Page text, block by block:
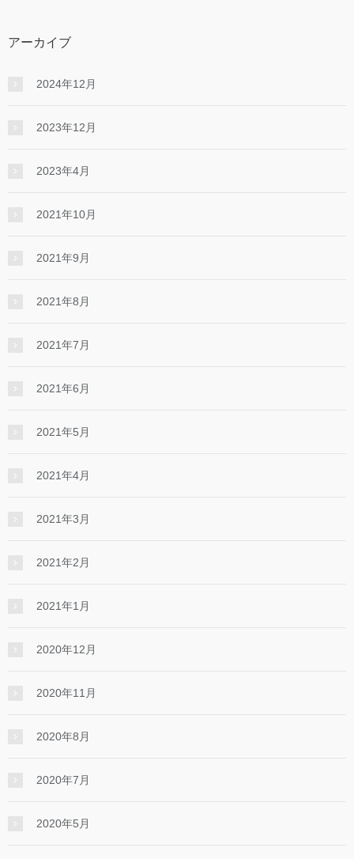
アーカイブ
2024年12月
2023年12月
2023年4月
2021年10月
2021年9月
2021年8月
2021年7月
2021年6月
2021年5月
2021年4月
2021年3月
2021年2月
2021年1月
2020年12月
2020年11月
2020年8月
2020年7月
2020年5月